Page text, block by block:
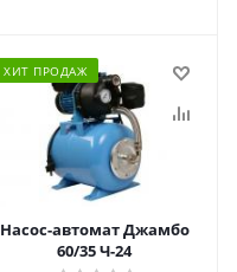
ХИТ ПРОДАЖ
Насос-автомат Джамбо
60/35 Ч-24